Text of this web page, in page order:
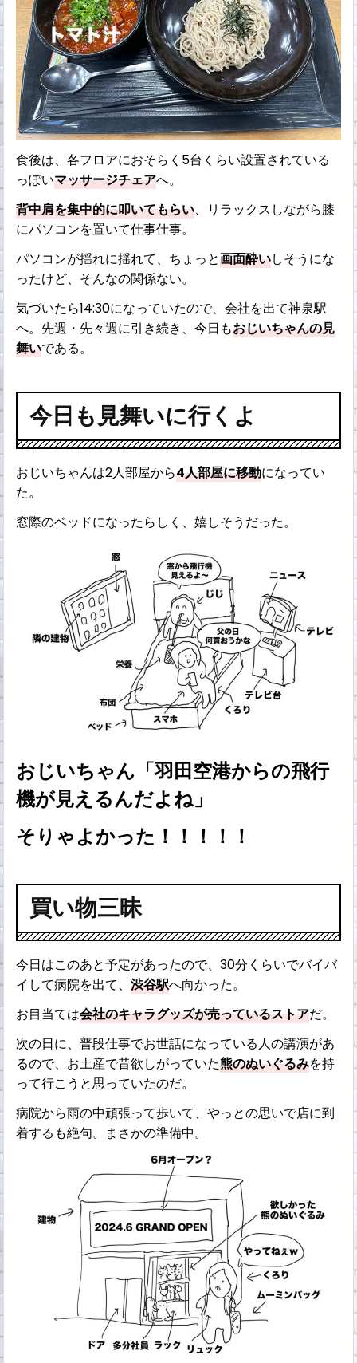
食後は、各フロアにおそらく5台くらい設置されている
っぽいマッサージチェアへ。
背中肩を集中的に叩いてもらい、リラックスしながら膝
にパソコンを置いて仕事仕事。
パソコンが揺れに揺れて、ちょっと画面酔いしそうにな
ったけど、そんなの関係ない。
気づいたら14:30になっていたので、会社を出て神泉駅
へ。先週・先々週に引き続き、今日もおじいちゃんの見
舞いである。
今日も見舞いに行くよ
おじいちゃんは2人部屋から4人部屋に移動になってい
た。
窓際のベッドになったらしく、嬉しそうだった。
おじいちゃん「羽田空港からの飛行
機が見えるんだよね」
そりゃよかった！！！！！
買い物三昧
今日はこのあと予定があったので、30分くらいでバイバ
イして病院を出て、渋谷駅へ向かった。
お目当ては会社のキャラグッズが売っているストアだ。
次の日に、普段仕事でお世話になっている人の講演があ
るので、お土産で昔欲しがっていた熊のぬいぐるみを持
って行こうと思っていたのだ。
病院から雨の中頑張って歩いて、やっとの思いで店に到
着するも絶句。まさかの準備中。